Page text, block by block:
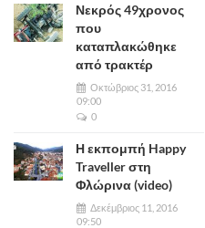
Νεκρός 49χρονος
που
καταπλακώθηκε
από τρακτέρ
Οκτώβριος 31, 2016
09:00
0
Η εκπομπή Happy
Traveller στη
Φλώρινα (video)
Δεκέμβριος 11, 2016
09:50